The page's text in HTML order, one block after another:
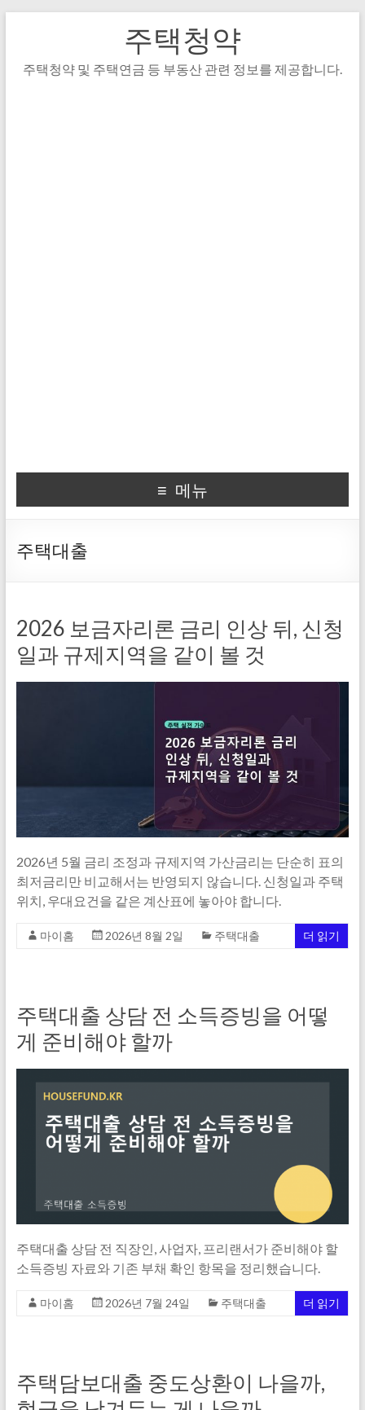
주택청약
주택청약 및 주택연금 등 부동산 관련 정보를 제공합니다.
메뉴
주택대출
2026 보금자리론 금리 인상 뒤, 신청
일과 규제지역을 같이 볼 것
2026년 5월 금리 조정과 규제지역 가산금리는 단순히 표의
최저금리만 비교해서는 반영되지 않습니다. 신청일과 주택
위치, 우대요건을 같은 계산표에 놓아야 합니다.
마이홈 2026년 8월 2일 주택대출 더 읽기
주택대출 상담 전 소득증빙을 어떻
게 준비해야 할까
주택대출 상담 전 직장인, 사업자, 프리랜서가 준비해야 할
소득증빙 자료와 기존 부채 확인 항목을 정리했습니다.
마이홈 2026년 7월 24일 주택대출 더 읽기
주택담보대출 중도상환이 나을까,